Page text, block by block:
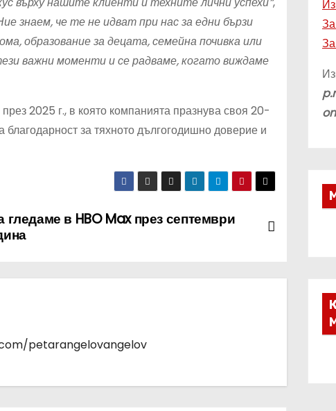
знаем, че те не идват при нас за едни бързи
образование за децата, семейна почивка или
важни моменти и се радваме, когато виждаме
2025 г., в която компанията празнува своя 20-
за тяхното дългогодишно доверие и
гледаме в HBO Max през септември
petarangelovangelov